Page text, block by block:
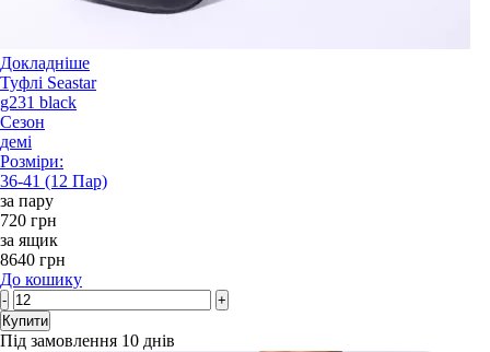
Докладніше
Туфлі Seastar
g231 black
Сезон
демі
Розміри:
36-41 (12 Пар)
за пару
720 грн
за ящик
8640 грн
До кошику
-
+
Купити
Під замовлення 10 днів